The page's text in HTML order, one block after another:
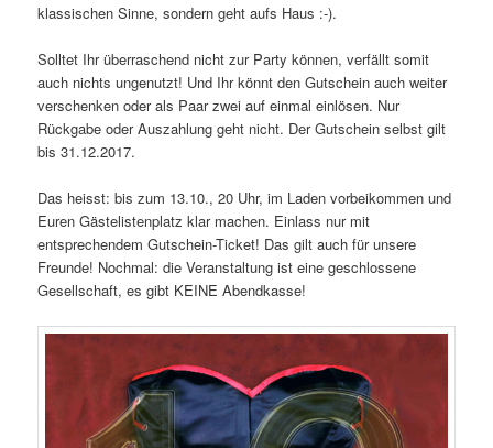
klassischen Sinne, sondern geht aufs Haus :-).
Solltet Ihr überraschend nicht zur Party können, verfällt somit
auch nichts ungenutzt! Und Ihr könnt den Gutschein auch weiter
verschenken oder als Paar zwei auf einmal einlösen. Nur
Rückgabe oder Auszahlung geht nicht. Der Gutschein selbst gilt
bis 31.12.2017.
Das heisst: bis zum 13.10., 20 Uhr, im Laden vorbeikommen und
Euren Gästelistenplatz klar machen. Einlass nur mit
entsprechendem Gutschein-Ticket! Das gilt auch für unsere
Freunde! Nochmal: die Veranstaltung ist eine geschlossene
Gesellschaft, es gibt KEINE Abendkasse!